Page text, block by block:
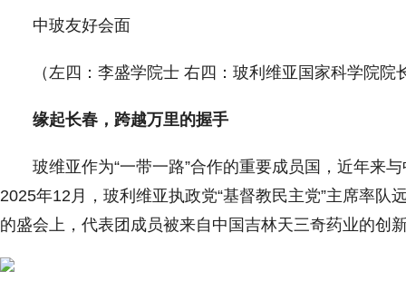
中玻友好会面
（左四：李盛学院士 右四：玻利维亚国家科学院院
缘起长春，跨越万里的握手
玻维亚作为“一带一路”合作的重要成员国，近年来
2025年12月，玻利维亚执政党“基督教民主党”主席率
的盛会上，代表团成员被来自中国吉林天三奇药业的